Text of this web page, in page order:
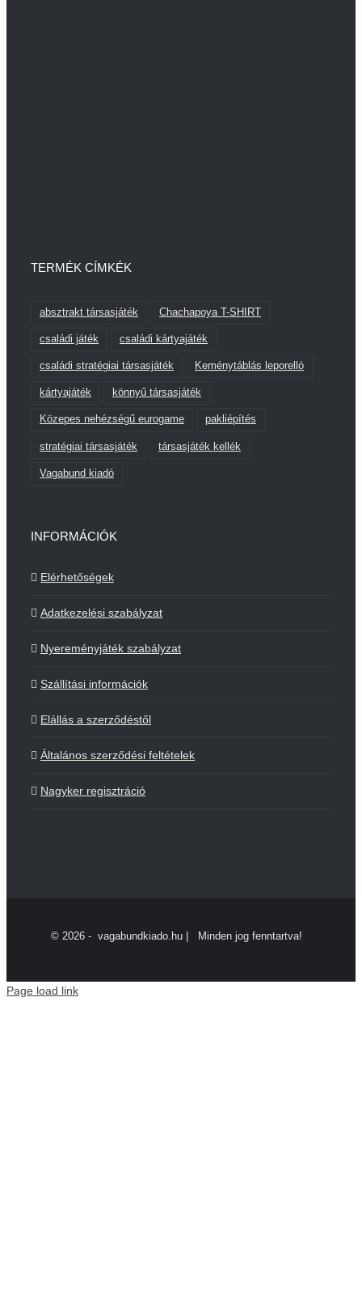
TERMÉK CÍMKÉK
absztrakt társasjáték Chachapoya T-SHIRT
családi játék családi kártyajáték
családi stratégiai társasjáték Keménytáblás leporelló
kártyajáték könnyű társasjáték
Közepes nehézségű eurogame pakliépítés
stratégiai társasjáték társasjáték kellék
Vagabund kiadó
INFORMÁCIÓK
Elérhetőségek
Adatkezelési szabályzat
Nyereményjáték szabályzat
Szállítási információk
Elállás a szerződéstől
Általános szerződési feltételek
Nagyker regisztráció
© 2026 - vagabundkiado.hu | Minden jog fenntartva!
Page load link